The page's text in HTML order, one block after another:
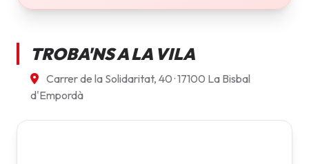
TROBA'NS A LA VILA
Carrer de la Solidaritat, 40 · 17100 La Bisbal
d'Empordà